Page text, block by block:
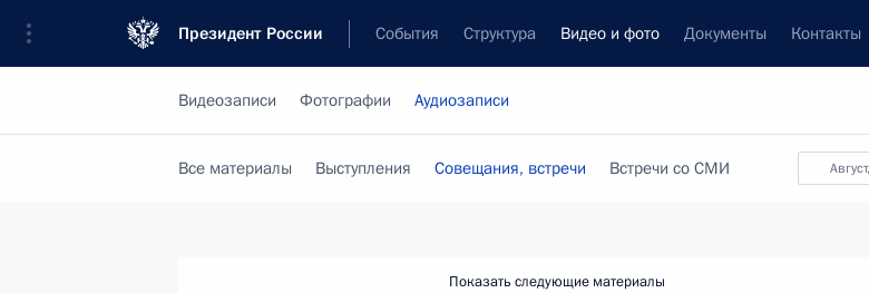
Президент России События Структура Видео и фото Документы Контакты
Видеозаписи Фотографии Аудиозаписи
Все материалы Выступления Совещания, встречи Встречи со СМИ
Показать следующие материалы